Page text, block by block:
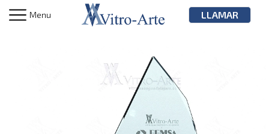
Menu LLAMAR